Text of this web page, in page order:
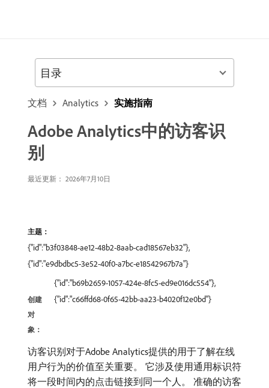
文档 Analytics 实施指南
Adobe Analytics中的访客识
别
最近更新： 2026年7月10日
主题：
{"id":"b3f03848-ae12-48b2-8aab-cad18567eb32"},
{"id":"e9dbdbc5-3e52-40f0-a7bc-e18542967b7a"}
创建
对
象：
{"id":"b69b2659-1057-424e-8fc5-ed9e016dc554"},
{"id":"c66ffd68-0f65-42bb-aa23-b4020f12e0bd"}
访客识别对于Adobe Analytics提供的用于了解在线
用户行为的价值至关重要。 它涉及使用通用标识符
将一段时间内的点击链接到同一个人。 准确的访客
目录